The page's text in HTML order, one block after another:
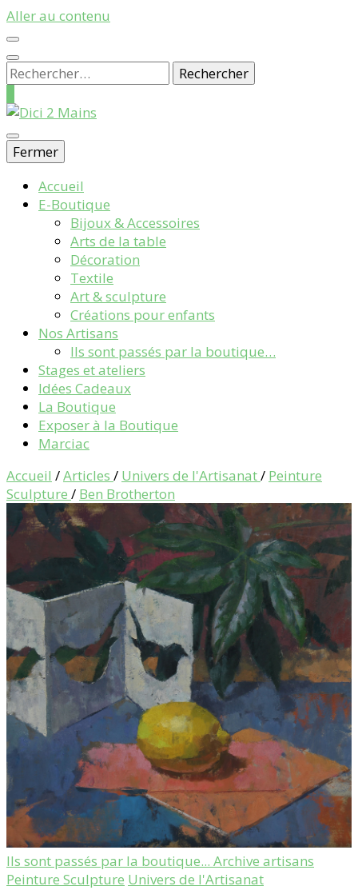
Aller au contenu
Rechercher :
Dici 2 Mains
Galerie Boutique des Métiers d’Art
Fermer
Accueil
E-Boutique
Bijoux & Accessoires
Arts de la table
Décoration
Textile
Art & sculpture
Créations pour enfants
Nos Artisans
Ils sont passés par la boutique…
Stages et ateliers
Idées Cadeaux
La Boutique
Exposer à la Boutique
Marciac
Accueil /Articles / Univers de l'Artisanat/ Peinture
Sculpture / Ben Brotherton
Ils sont passés par la boutique... Archive artisans
Peinture Sculpture Univers de l'Artisanat